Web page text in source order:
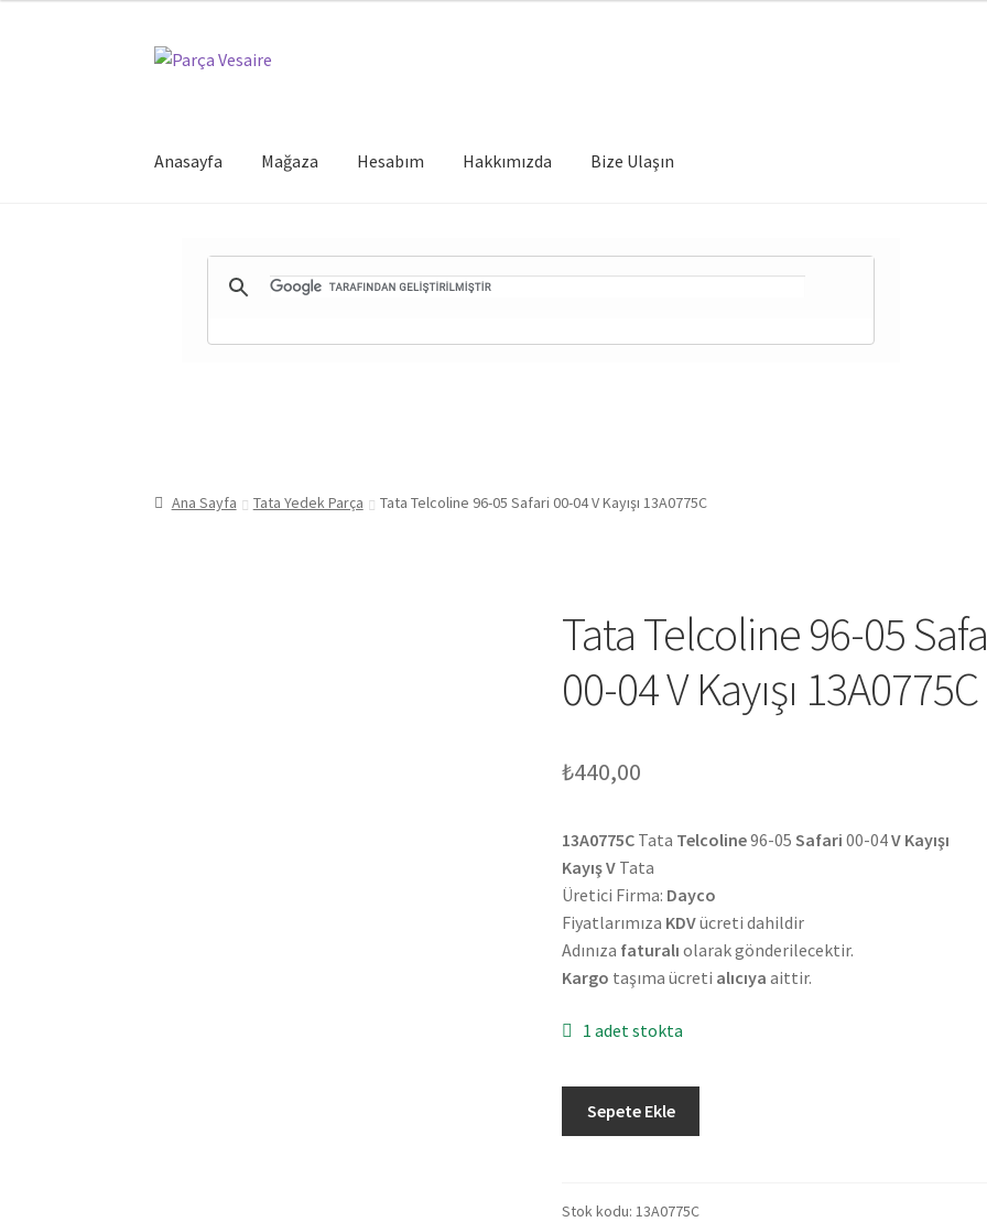
Dolaşıma
İçeriğe
Anasayfa Mağaza Hesabım Hakkımızda Bize Ulaşın
Ana Sayfa Tata Yedek Parça Tata Telcoline 96-05 Safari 00-04 V Kayışı 13A0775C
Tata Telcoline 96-05
00-04 V Kayışı 13A0775C
₺440,00
13A0775C Tata Telcoline96-05Safari 00-04V Kayışı
Kayış V Tata
Üretici Firma: Dayco
Fiyatlarımıza KDVücreti dahildir
Adınıza faturalı olarak gönderilecektir.
Kargo taşıma ücreti alıcıya aittir.
1 adet stokta
Telcoline
Safari
Sepete Ekle
Stok kodu:13A0775C